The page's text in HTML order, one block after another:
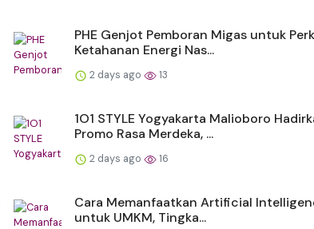
PHE Genjot Pemboran Migas untuk
Ketahanan Energi Nas...
2 days ago 13
1O1 STYLE Yogyakarta Malioboro
Promo Rasa Merdeka, ...
2 days ago 16
Cara Memanfaatkan Artificial
untuk UMKM, Tingka...